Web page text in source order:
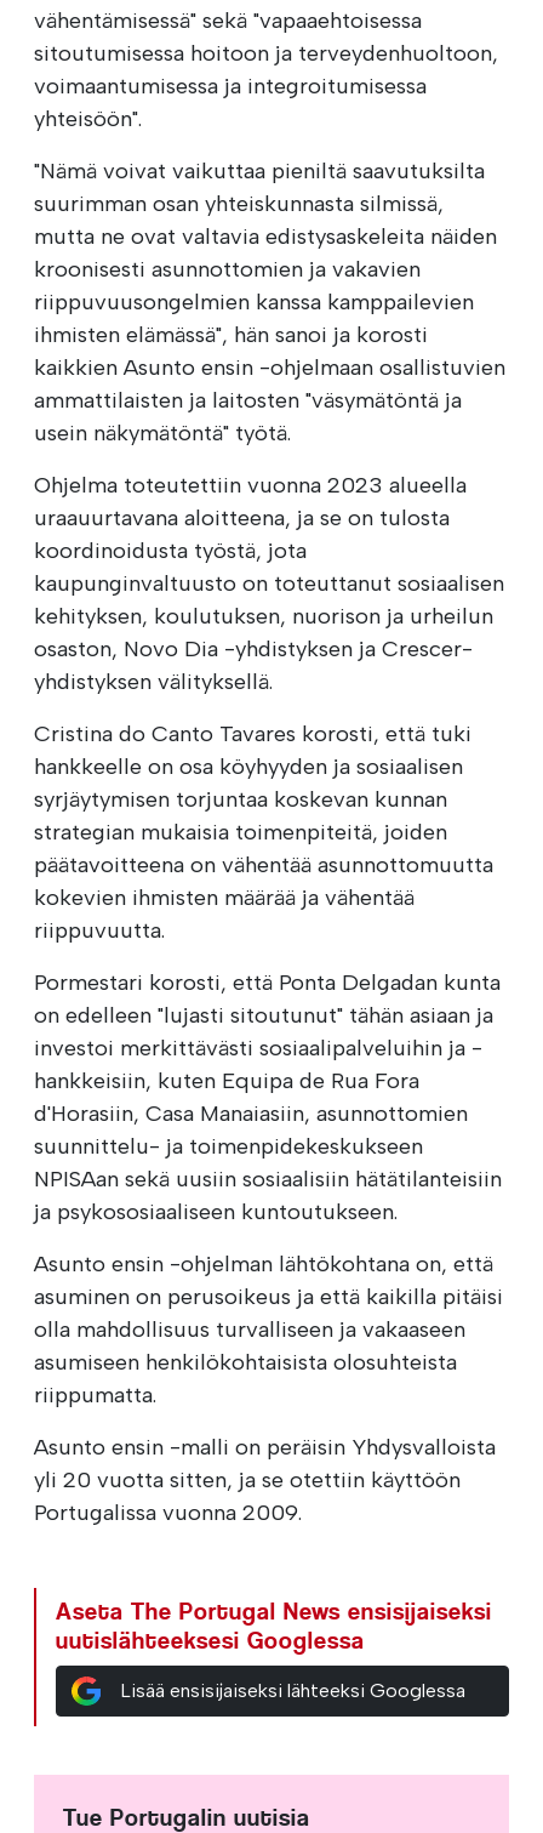
vähentämisessä" sekä "vapaaehtoisessa
sitoutumisessa hoitoon ja terveydenhuoltoon,
voimaantumisessa ja integroitumisessa
yhteisöön".
"Nämä voivat vaikuttaa pieniltä saavutuksilta
suurimman osan yhteiskunnasta silmissä,
mutta ne ovat valtavia edistysaskeleita näiden
kroonisesti asunnottomien ja vakavien
riippuvuusongelmien kanssa kamppailevien
ihmisten elämässä", hän sanoi ja korosti
kaikkien Asunto ensin -ohjelmaan osallistuvien
ammattilaisten ja laitosten "väsymätöntä ja
usein näkymätöntä" työtä.
Ohjelma toteutettiin vuonna 2023 alueella
uraauurtavana aloitteena, ja se on tulosta
koordinoidusta työstä, jota
kaupunginvaltuusto on toteuttanut sosiaalisen
kehityksen, koulutuksen, nuorison ja urheilun
osaston, Novo Dia -yhdistyksen ja Crescer-
yhdistyksen välityksellä.
Cristina do Canto Tavares korosti, että tuki
hankkeelle on osa köyhyyden ja sosiaalisen
syrjäytymisen torjuntaa koskevan kunnan
strategian mukaisia toimenpiteitä, joiden
päätavoitteena on vähentää asunnottomuutta
kokevien ihmisten määrää ja vähentää
riippuvuutta.
Pormestari korosti, että Ponta Delgadan kunta
on edelleen "lujasti sitoutunut" tähän asiaan ja
investoi merkittävästi sosiaalipalveluihin ja -
hankkeisiin, kuten Equipa de Rua Fora
d'Horasiin, Casa Manaiasiin, asunnottomien
suunnittelu- ja toimenpidekeskukseen
NPISAan sekä uusiin sosiaalisiin hätätilanteisiin
ja psykososiaaliseen kuntoutukseen.
Asunto ensin -ohjelman lähtökohtana on, että
asuminen on perusoikeus ja että kaikilla pitäisi
olla mahdollisuus turvalliseen ja vakaaseen
asumiseen henkilökohtaisista olosuhteista
riippumatta.
Asunto ensin -malli on peräisin Yhdysvalloista
yli 20 vuotta sitten, ja se otettiin käyttöön
Portugalissa vuonna 2009.
Aseta The Portugal News ensisijaiseksi
uutislähteeksesi Googlessa
Lisää ensisijaiseksi lähteeksi Googlessa
Tue Portugalin uutisia